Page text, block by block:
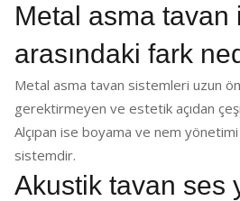
Metal asma tavan
arasındaki fark
Metal asma tavan sistemleri uzun
gerektirmeyen ve estetik açıdan
Alçıpan ise boyama ve nem
sistemdir.
Akustik tavan ses